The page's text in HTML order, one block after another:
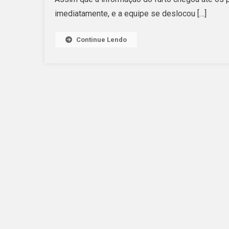
imediatamente, e a equipe se deslocou […]
Continue Lendo